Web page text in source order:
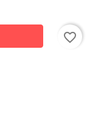
favorite_border